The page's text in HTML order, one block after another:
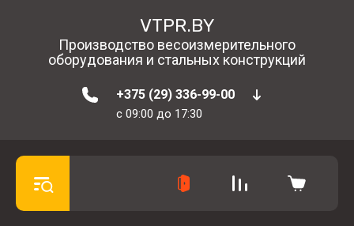
VTPR.BY
Производство весоизмерительного
оборудования и стальных конструкций
+375 (29) 336-99-00
c 09:00 до 17:30